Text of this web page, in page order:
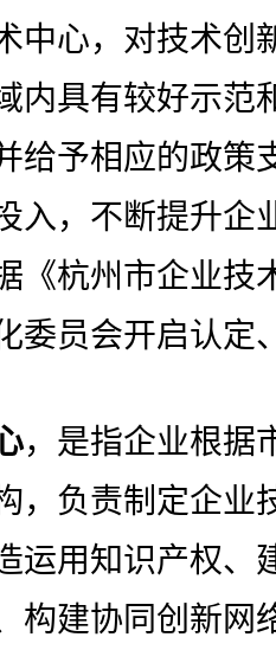
中心，对技术创
内具有较好示范
给予相应的政策
入，不断提升企
《杭州市企业技
委员会开启认定
，是指企业根据
，负责制定企业
运用知识产权、
构建协同创新网